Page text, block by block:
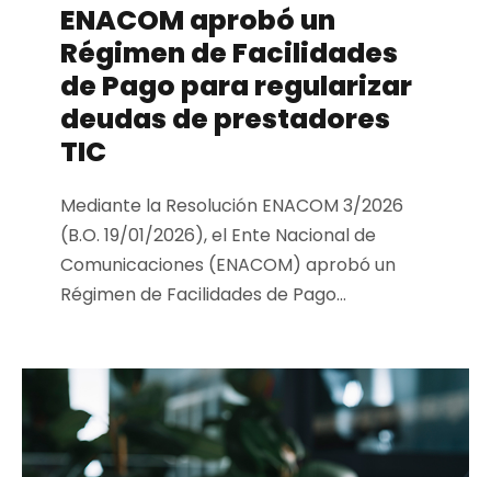
ENACOM aprobó un
Régimen de Facilidades
de Pago para regularizar
deudas de prestadores
TIC
Mediante la Resolución ENACOM 3/2026
(B.O. 19/01/2026), el Ente Nacional de
Comunicaciones (ENACOM) aprobó un
Régimen de Facilidades de Pago...